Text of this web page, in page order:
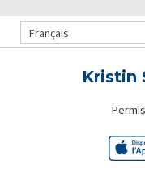
Français
Kristin